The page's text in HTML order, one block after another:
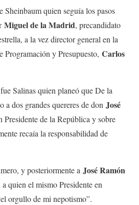
Sheinbaum quien seguía los pasos
Miguel de la Madrid, precandidato
a la vez director general en la
Programación y Presupuesto, Carlos
Salinas quien planeó que De la
dos grandes quereres de don José
Presidente de la República y sobre
recaía la responsabilidad de
y posteriormente a José Ramón
a quien el mismo Presidente en
orgullo de mi nepotismo”.